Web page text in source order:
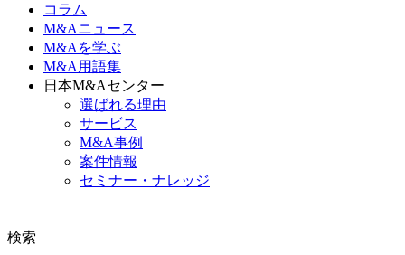
コラム
M&Aニュース
M&Aを学ぶ
M&A用語集
日本M&Aセンター
選ばれる理由
サービス
M&A事例
案件情報
セミナー・ナレッジ
検索